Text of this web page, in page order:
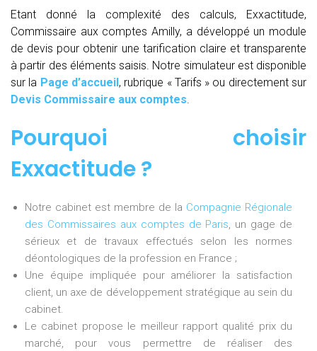
Etant donné la complexité des calculs, Exxactitude,
Commissaire aux comptes Amilly, a développé un module
de devis pour obtenir une tarification claire et transparente
à partir des éléments saisis. Notre simulateur est disponible
sur la Page d’accueil, rubrique « Tarifs » ou directement sur
Devis Commissaire aux comptes.
Pourquoi choisir
Exxactitude ?
Notre cabinet est membre de la Compagnie Régionale
des Commissaires aux comptes de Paris, un gage de
sérieux et de travaux effectués selon les normes
déontologiques de la profession en France ;
Une équipe impliquée pour améliorer la satisfaction
client, un axe de développement stratégique au sein du
cabinet.
Le cabinet propose le meilleur rapport qualité prix du
marché, pour vous permettre de réaliser des